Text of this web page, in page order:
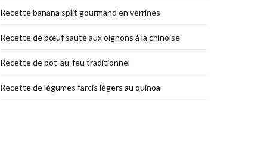
Recette banana split gourmand en verrines
Recette de bœuf sauté aux oignons à la chinoise
Recette de pot-au-feu traditionnel
Recette de légumes farcis légers au quinoa